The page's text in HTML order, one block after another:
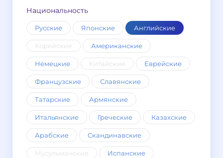
Национальность
Русские Японские Английские
Корейские Американские
Немецкие Китайские Еврейские
Французские Славянские
Татарские Армянские
Итальянские Греческие Казахские
Арабские Скандинавские
Мусульманские Испанские